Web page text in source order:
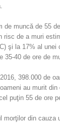
de muncă de 55
risc de a muri
şi la 17% al unei
35-40 de ore de
398.000 de
au murit din
puţin 55 de ore
morţilor din cauza